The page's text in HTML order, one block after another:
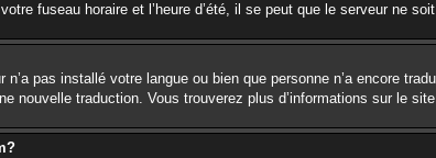
fuseau horaire et l’heure d’été, il se peut que le serveur ne
n’a pas installé votre langue ou bien que personne n’a encore
nouvelle traduction. Vous trouverez plus d’informations sur le